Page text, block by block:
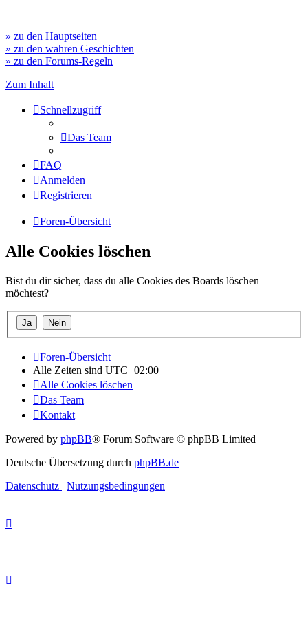
» zu den Hauptseiten
» zu den wahren Geschichten
» zu den Forums-Regeln
Zum Inhalt
Schnellzugriff
Das Team
FAQ
Anmelden
Registrieren
Foren-Übersicht
Alle Cookies löschen
Bist du dir sicher, dass du alle Cookies des Boards löschen
möchtest?
Foren-Übersicht
Alle Zeiten sind UTC+02:00
Alle Cookies löschen
Das Team
Kontakt
Powered by phpBB® Forum Software © phpBB Limited
Deutsche Übersetzung durch phpBB.de
Datenschutz | Nutzungsbedingungen